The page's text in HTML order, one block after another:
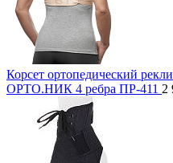
Корсет ортопедический
ОРТО.НИК 4 ребра ПР-411 2